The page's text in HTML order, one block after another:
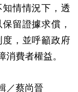
情情況下，透
留證據求償，
，並呼籲政府
費者權益。
／蔡尚晉